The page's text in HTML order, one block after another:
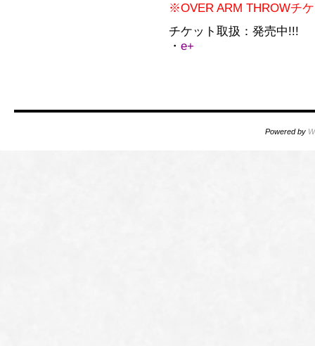
※OVER ARM THROWチ
チケット取扱：発売中!!!
・ e+
Powered by